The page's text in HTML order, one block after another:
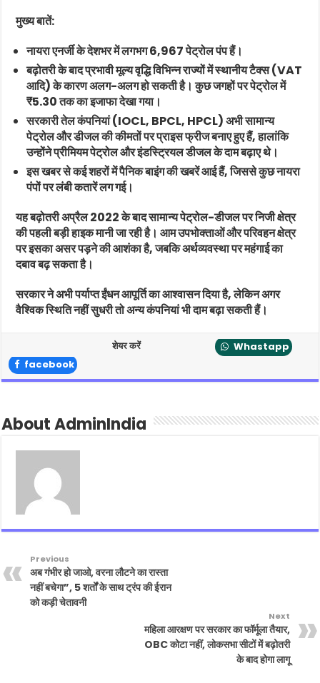
मुख्य बातें:
नायरा एनर्जी के देशभर में लगभग 6,967 पेट्रोल पंप हैं।
बढ़ोतरी के बाद प्रभावी मूल्य वृद्धि विभिन्न राज्यों में स्थानीय टैक्स (VAT
आदि) के कारण अलग-अलग हो सकती है। कुछ जगहों पर पेट्रोल में
₹5.30 तक का इजाफा देखा गया।
सरकारी तेल कंपनियां (IOCL, BPCL, HPCL) अभी सामान्य
पेट्रोल और डीजल की कीमतों पर प्राइस फ्रीज बनाए हुए हैं, हालांकि
उन्होंने प्रीमियम पेट्रोल और इंडस्ट्रियल डीजल के दाम बढ़ाए थे।
इस खबर से कई शहरों में पैनिक बाइंग की खबरें आई हैं, जिससे कुछ नायरा
पंपों पर लंबी कतारें लग गई।
यह बढ़ोतरी अप्रैल 2022 के बाद सामान्य पेट्रोल-डीजल पर निजी क्षेत्र
की पहली बड़ी हाइक मानी जा रही है। आम उपभोक्ताओं और परिवहन क्षेत्र
पर इसका असर पड़ने की आशंका है, जबकि अर्थव्यवस्था पर महंगाई का
दबाव बढ़ सकता है।
सरकार ने अभी पर्याप्त ईंधन आपूर्ति का आश्वासन दिया है, लेकिन अगर
वैश्विक स्थिति नहीं सुधरी तो अन्य कंपनियां भी दाम बढ़ा सकती हैं।
शेयर करें
Whastapp
facebook
About AdminIndia
Previous
अब गंभीर हो जाओ, वरना लौटने का रास्ता
नहीं बचेगा”, 5 शर्तों के साथ ट्रंप की ईरान
को कड़ी चेतावनी
Next
महिला आरक्षण पर सरकार का फॉर्मूला तैयार,
OBC कोटा नहीं, लोकसभा सीटों में बढ़ोतरी
के बाद होगा लागू